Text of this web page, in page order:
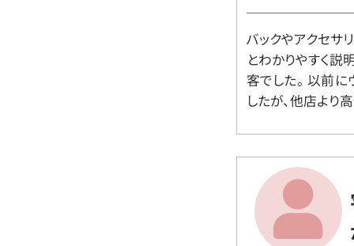
バックやアクセサ
とわかりやすく説
客でした。 以前
したが、他店より